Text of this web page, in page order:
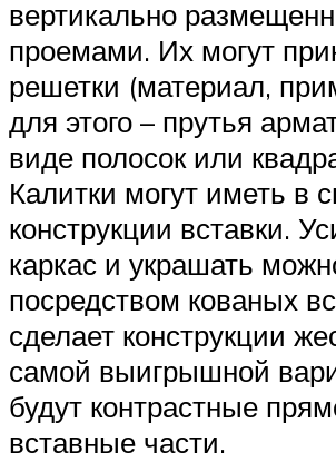
вертикально
проемами. Их могут
решетки (материал,
для этого – прутья
виде полосок или
Калитки могут иметь в
конструкции вставки.
каркас и украшать
посредством кованых
сделает конструкции
самой выигрышной
будут контрастные
вставные части.